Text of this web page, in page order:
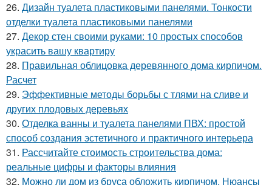
26. Дизайн туалета пластиковыми панелями. Тонкости
отделки туалета пластиковыми панелями
27. Декор стен своими руками: 10 простых способов
украсить вашу квартиру
28. Правильная облицовка деревянного дома кирпичом.
Расчет
29. Эффективные методы борьбы с тлями на сливе и
других плодовых деревьях
30. Отделка ванны и туалета панелями ПВХ: простой
способ создания эстетичного и практичного интерьера
31. Рассчитайте стоимость строительства дома:
реальные цифры и факторы влияния
32. Можно ли дом из бруса обложить кирпичом. Нюансы